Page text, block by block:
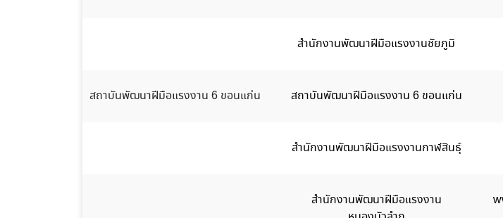
สำนักงานพัฒนาฝีมือแรงงานชัยภูมิ
สถาบันพัฒนาฝีมือแรงงาน 6 ขอนแก่น สถาบันพัฒนาฝีมือแรงงาน 6 ขอนแก่น
สำนักงานพัฒนาฝีมือแรงงานกาฬสินธุ์
สำนักงานพัฒนาฝีมือแรงงาน